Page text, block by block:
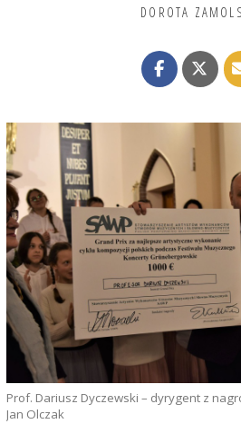
DOROTA
Prof. Dariusz Dyczewski – dyrygent z
Jan Olczak